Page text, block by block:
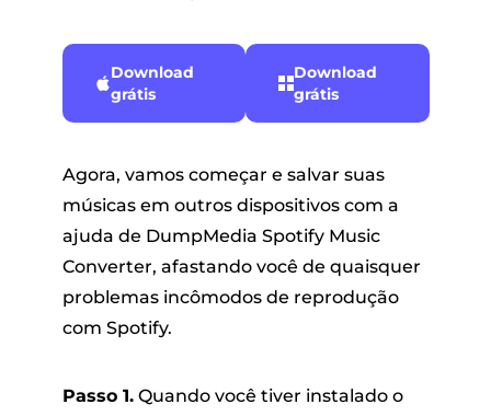
Download
grátis
Download
grátis
Agora, vamos começar e salvar suas
músicas em outros dispositivos com a
ajuda de DumpMedia Spotify Music
Converter, afastando você de quaisquer
problemas incômodos de reprodução
com Spotify.
Passo 1.Quando você tiver instalado o